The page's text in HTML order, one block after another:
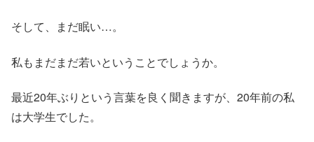
そして、まだ眠い…。
私もまだまだ若いということでしょうか。
最近20年ぶりという言葉を良く聞きますが、20年前の私
は大学生でした。